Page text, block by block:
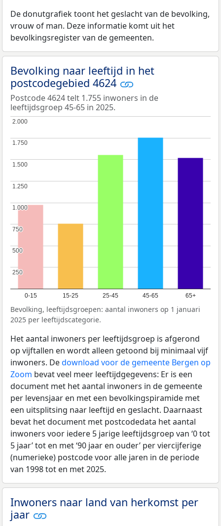
De donutgrafiek toont het geslacht van de bevolking,
vrouw of man. Deze informatie komt uit het
bevolkingsregister van de gemeenten.
Bevolking naar leeftijd in het
postcodegebied 4624
Postcode 4624 telt 1.755 inwoners in de
leeftijdsgroep 45-65 in 2025.
0-15 15-25 25-45 45-65 65+
250
250
500
500
750
750
1.000
1.000
1.250
1.250
1.500
1.500
1.750
1.750
2.000
2.000
Bevolking, leeftijdsgroepen: aantal inwoners op 1 januari
2025 per leeftijdscategorie.
Het aantal inwoners per leeftijdsgroep is afgerond
op vijftallen en wordt alleen getoond bij minimaal vijf
inwoners. Dedownload voor de gemeente Bergen op
Zoom bevat veel meer leeftijdgegevens: Er is een
document met het aantal inwoners in de gemeente
per levensjaar en met een bevolkingspiramide met
een uitsplitsing naar leeftijd en geslacht. Daarnaast
bevat het document met postcodedata het aantal
inwoners voor iedere 5 jarige leeftijdsgroep van ‘0 tot
5 jaar’ tot en met ‘90 jaar en ouder’ per viercijferige
(numerieke) postcode voor alle jaren in de periode
van 1998 tot en met 2025.
Inwoners naar land van herkomst per
jaar